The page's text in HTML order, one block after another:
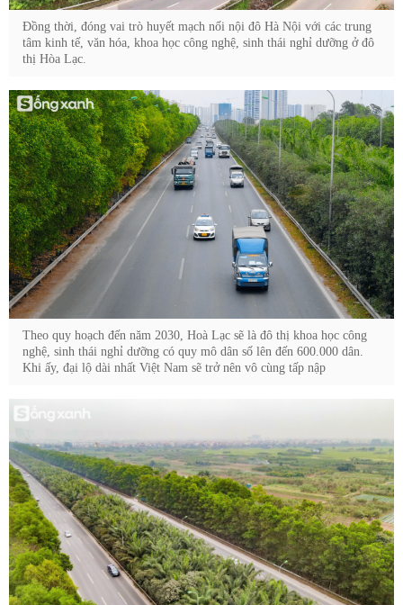
Đồng thời, đóng vai trò huyết mạch nối nội đô Hà Nội với các trung
tâm kinh tế, văn hóa, khoa học công nghệ, sinh thái nghỉ dưỡng ở đô
thị Hòa Lạc.
Theo quy hoạch đến năm 2030, Hoà Lạc sẽ là đô thị khoa học công
nghệ, sinh thái nghỉ dưỡng có quy mô dân số lên đến 600.000 dân.
Khi ấy, đại lộ dài nhất Việt Nam sẽ trở nên vô cùng tấp nập